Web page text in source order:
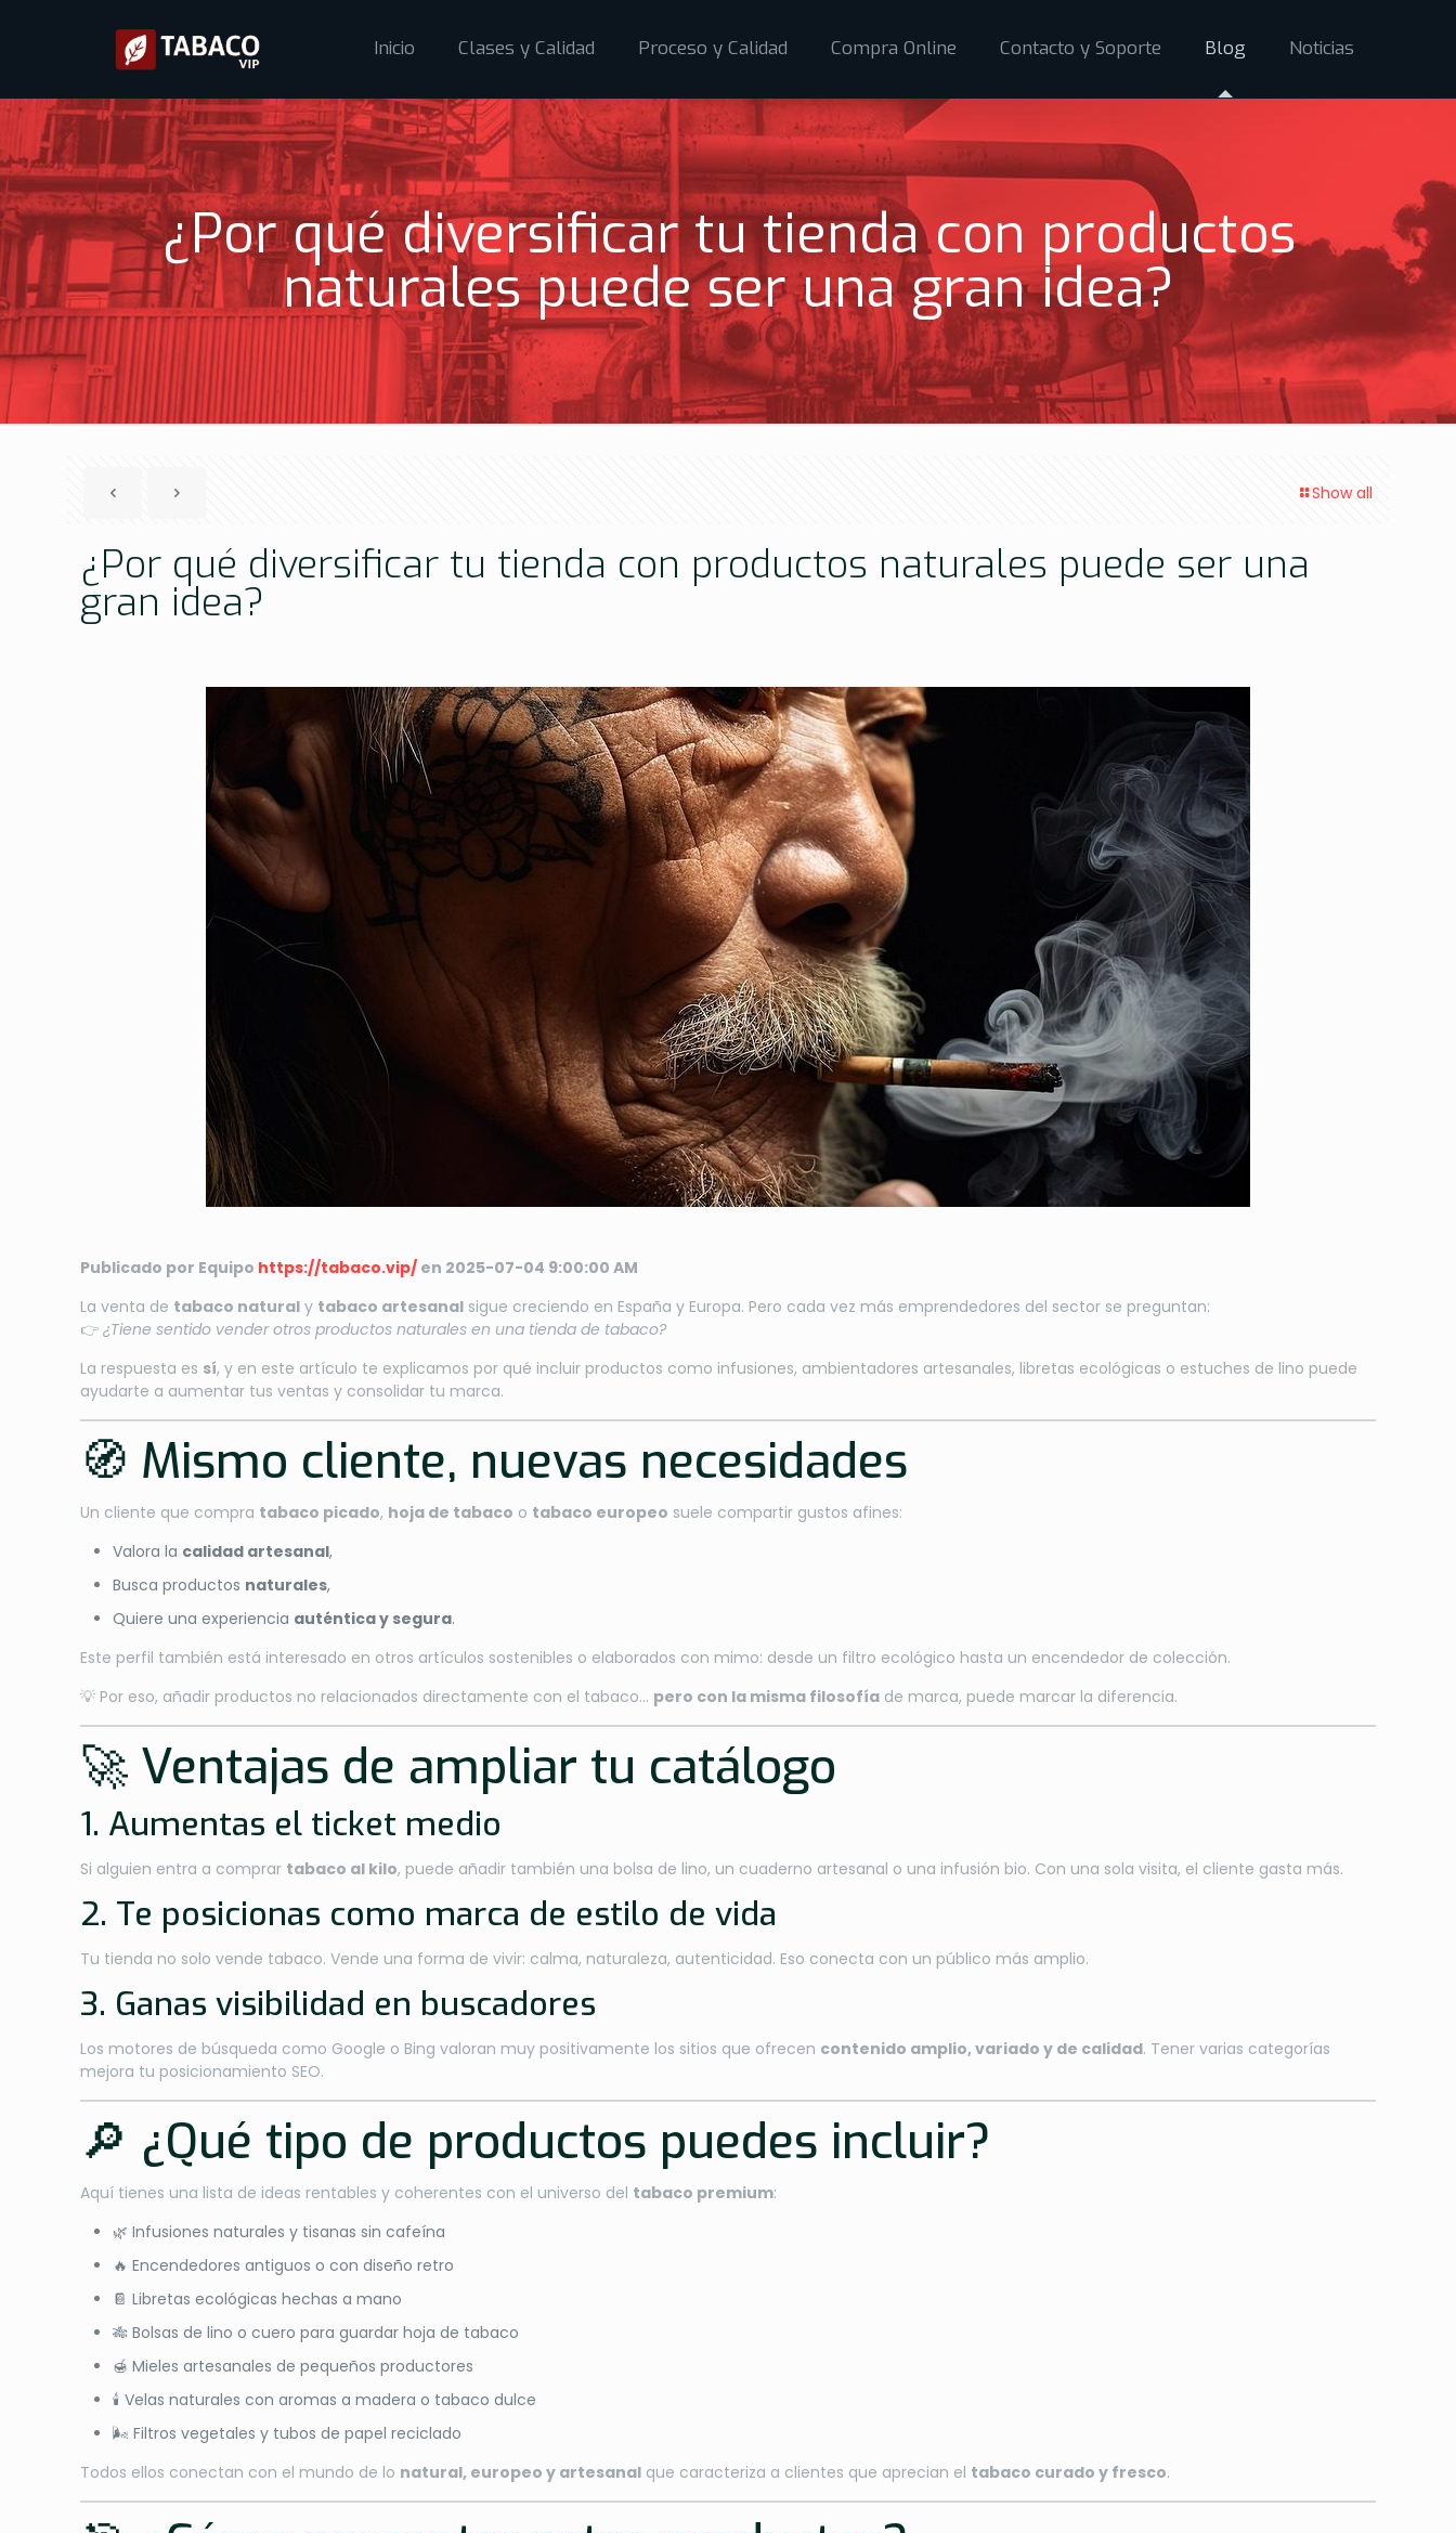
Inicio Clases y Calidad Proceso y Calidad Compra Online Contacto y Soporte Blog Noticias
¿Por qué diversificar tu tienda con productos
naturales puede ser una gran idea?
Show all
¿Por qué diversificar tu tienda con productos naturales puede ser una
gran idea?
Publicado por Equipo https://tabaco.vip/ en 2025-07-04 9:00:00 AM
La venta de tabaco natural y tabaco artesanal sigue creciendo en España y Europa. Pero cada vez más emprendedores del sector se preguntan:
👉¿Tiene sentido vender otros productos naturales en una tienda de tabaco?
La respuesta es sí, y en este artículo te explicamos por qué incluir productos como infusiones, ambientadores artesanales, libretas ecológicas o estuches de lino puede
ayudarte a aumentar tus ventas y consolidar tu marca.
🧭 Mismo cliente, nuevas necesidades
Un cliente que compra tabaco picado, hoja de tabaco o tabaco europeo suele compartir gustos afines:
Valora la calidad artesanal,
Busca productos naturales,
Quiere una experiencia auténtica y segura.
Este perfil también está interesado en otros artículos sostenibles o elaborados con mimo: desde un filtro ecológico hasta un encendedor de colección.
💡 Por eso, añadir productos no relacionados directamente con el tabaco… pero con la misma filosofía de marca, puede marcar la diferencia.
🚀 Ventajas de ampliar tu catálogo
1. Aumentas el ticket medio
Si alguien entra a comprar tabaco al kilo, puede añadir también una bolsa de lino, un cuaderno artesanal o una infusión bio. Con una sola visita, el cliente gasta más.
2. Te posicionas como marca de estilo de vida
Tu tienda no solo vende tabaco. Vende una forma de vivir: calma, naturaleza, autenticidad. Eso conecta con un público más amplio.
3. Ganas visibilidad en buscadores
Los motores de búsqueda como Google o Bing valoran muy positivamente los sitios que ofrecen contenido amplio, variado y de calidad. Tener varias categorías
mejora tu posicionamiento SEO.
🔎 ¿Qué tipo de productos puedes incluir?
Aquí tienes una lista de ideas rentables y coherentes con el universo del tabaco premium:
🌿 Infusiones naturales y tisanas sin cafeína
🔥 Encendedores antiguos o con diseño retro
📔 Libretas ecológicas hechas a mano
🎋 Bolsas de lino o cuero para guardar hoja de tabaco
🍯 Mieles artesanales de pequeños productores
🕯 Velas naturales con aromas a madera o tabaco dulce
🌬 Filtros vegetales y tubos de papel reciclado
Todos ellos conectan con el mundo de lo natural, europeo y artesanal que caracteriza a clientes que aprecian el tabaco curado y fresco.